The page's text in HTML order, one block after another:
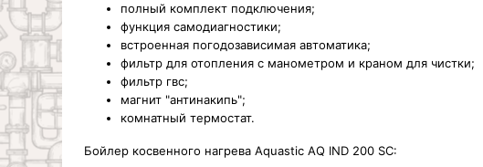
полный комплект подключения;
функция самодиагностики;
встроенная погодозависимая автоматика;
фильтр для отопления с манометром и краном для чистки;
фильтр гвс;
магнит "антинакипь";
комнатный термостат.
Бойлер косвенного нагрева Aquastic AQ IND 200 SC: